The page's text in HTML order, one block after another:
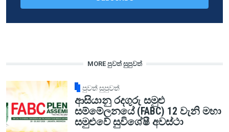
MORE පුවත් සුපුවත්
පුවත් සුපුවත්
ආසියානු රදගුරු සමුළු
සම්මේලනයේ (FABC) 12 වැනි මහා
සමුළුවේ සුවිශේෂී අවස්ථා